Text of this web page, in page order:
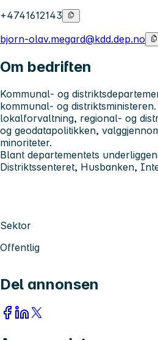
+4741612143
bjorn-olav.megard@kdd.dep.no
Om bedriften
Kommunal- og
kommunal- og
lokalforvaltning, regional- og
og geodatapolitikken,
minoriteter.
Blant departementets
Distriktssenteret, Husbanken,
Sektor
Offentlig
Del annonsen